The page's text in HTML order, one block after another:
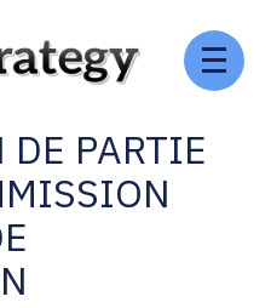
:
DE
PARTIE